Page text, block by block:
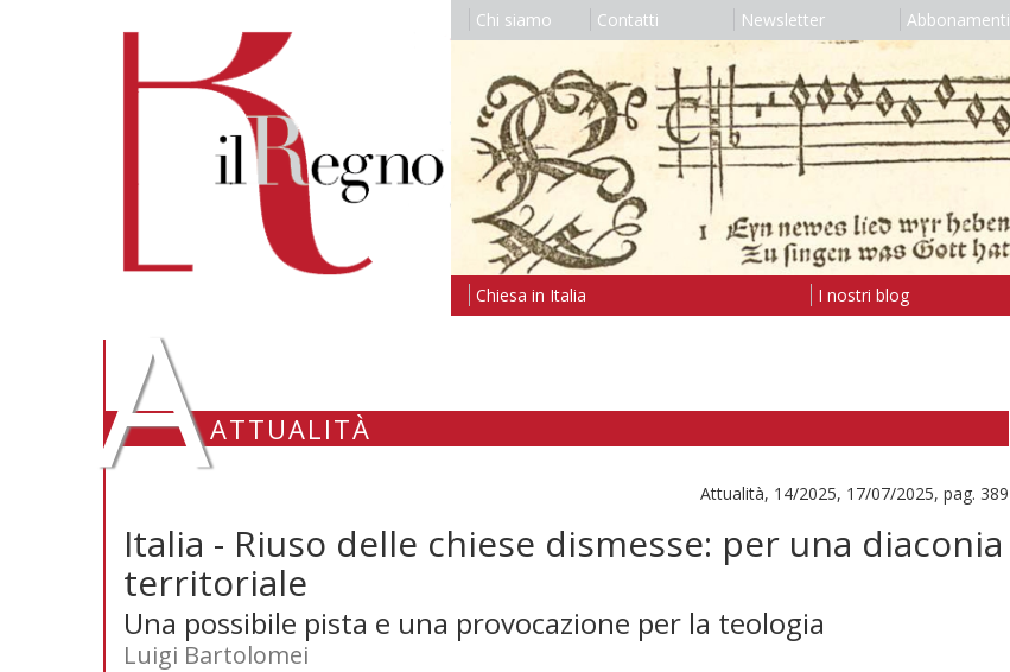
Chi siamo Contatti Newsletter Abbonamenti
Chiesa in Italia I nostri blog
AATTUALITÀ
Attualità, 14/2025, 17/07/2025, pag. 389
Italia - Riuso delle chiese dismesse: per una diaconia
territoriale
Una possibile pista e una provocazione per la teologia
Luigi Bartolomei